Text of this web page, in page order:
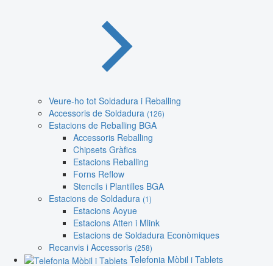
Veure-ho tot Soldadura i Reballing
Accessoris de Soldadura (126)
Estacions de Reballing BGA
Accessoris Reballing
Chipsets Gràfics
Estacions Reballing
Forns Reflow
Stencils i Plantilles BGA
Estacions de Soldadura (1)
Estacions Aoyue
Estacions Atten i Mlink
Estacions de Soldadura Econòmiques
Recanvis i Accessoris (258)
Telefonia Mòbil i Tablets